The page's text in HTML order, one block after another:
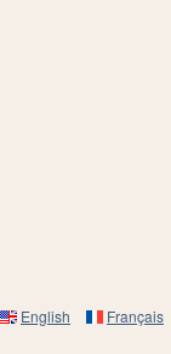
English Français